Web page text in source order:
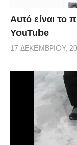
Αυτό είναι το
YouTube
17 ΔΕΚΕΜΒΡΊΟΥ,